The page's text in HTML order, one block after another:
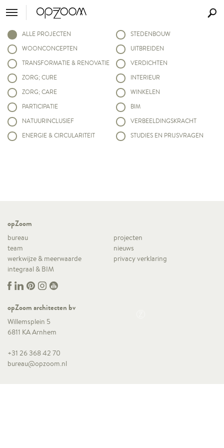
ALLE PROJECTEN
WOONCONCEPTEN
TRANSFORMATIE & RENOVATIE
ZORG; CURE
ZORG; CARE
PARTICIPATIE
NATUURINCLUSIEF
ENERGIE & CIRCULARITEIT
STEDENBOUW
UITBREIDEN
VERDICHTEN
INTERIEUR
WINKELEN
BIM
VERBEELDINGSKRACHT
STUDIES EN PRIJSVRAGEN
opZoom
bureau
projecten
team
nieuws
werkwijze & meerwaarde
privacy verklaring
integraal & BIM
opZoom architecten bv
Willemsplein 5
6811 KA Arnhem
+31 26 368 42 70
bureau@opzoom.nl